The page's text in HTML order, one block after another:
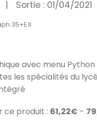
| Sortie : 01/04/2021
35+E II
avec menu
les spécialités du
ce produit : 61,22€ -